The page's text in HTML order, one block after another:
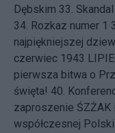
Dębskim 33.
34. Rozkaz numer 1
najpiękniejszej
czerwiec 1943
pierwsza bitwa o
święta! 40.
zaproszenie ŚZŻAK
współczesnej Polski